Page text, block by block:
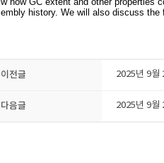
embly history. We will also discuss
이전글 2025년 9월
다음글 2025년 9월